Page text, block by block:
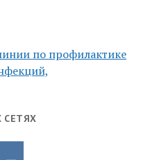
по профилактике
СЕТЯХ